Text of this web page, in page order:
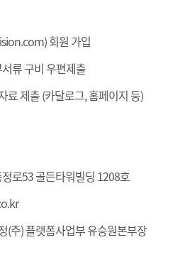
) 회원 가입
류 구비 우편제출
료 제출 (카달로그, 홈페이지 등)
로53 골든타워빌딩 1208호
(주) 플랫폼사업부 유승원본부장